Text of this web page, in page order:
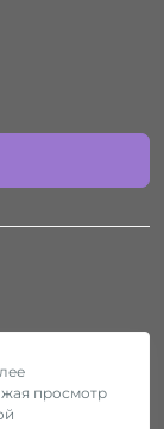
просмотр